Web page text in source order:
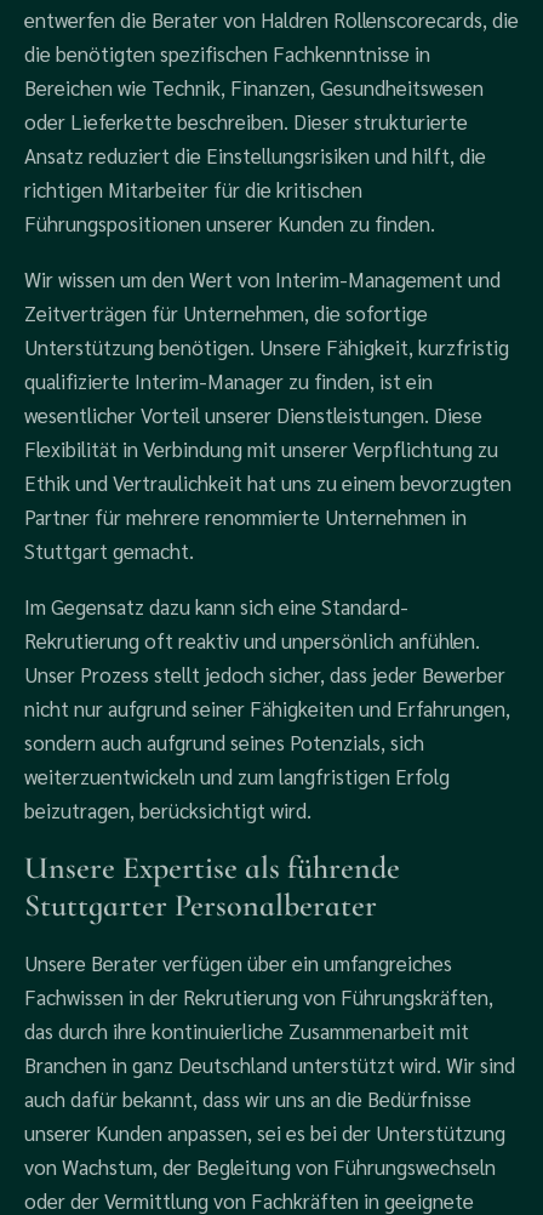
entwerfen die Berater von Haldren Rollenscorecards, die
die benötigten spezifischen Fachkenntnisse in
Bereichen wie Technik, Finanzen, Gesundheitswesen
oder Lieferkette beschreiben. Dieser strukturierte
Ansatz reduziert die Einstellungsrisiken und hilft, die
richtigen Mitarbeiter für die kritischen
Führungspositionen unserer Kunden zu finden.
Wir wissen um den Wert von Interim-Management und
Zeitverträgen für Unternehmen, die sofortige
Unterstützung benötigen. Unsere Fähigkeit, kurzfristig
qualifizierte Interim-Manager zu finden, ist ein
wesentlicher Vorteil unserer Dienstleistungen. Diese
Flexibilität in Verbindung mit unserer Verpflichtung zu
Ethik und Vertraulichkeit hat uns zu einem bevorzugten
Partner für mehrere renommierte Unternehmen in
Stuttgart gemacht.
Im Gegensatz dazu kann sich eine Standard-
Rekrutierung oft reaktiv und unpersönlich anfühlen.
Unser Prozess stellt jedoch sicher, dass jeder Bewerber
nicht nur aufgrund seiner Fähigkeiten und Erfahrungen,
sondern auch aufgrund seines Potenzials, sich
weiterzuentwickeln und zum langfristigen Erfolg
beizutragen, berücksichtigt wird.
Unsere Expertise als führende
Stuttgarter Personalberater
Unsere Berater verfügen über ein umfangreiches
Fachwissen in der Rekrutierung von Führungskräften,
das durch ihre kontinuierliche Zusammenarbeit mit
Branchen in ganz Deutschland unterstützt wird. Wir sind
auch dafür bekannt, dass wir uns an die Bedürfnisse
unserer Kunden anpassen, sei es bei der Unterstützung
von Wachstum, der Begleitung von Führungswechseln
oder der Vermittlung von Fachkräften in geeignete